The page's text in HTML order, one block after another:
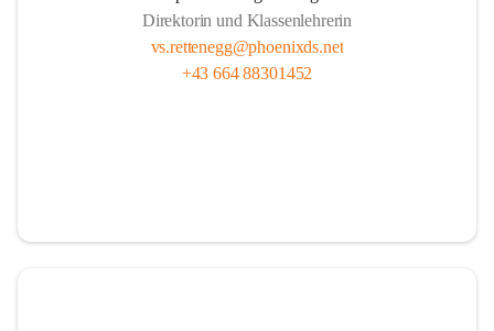
Direktorin und Klassenlehrerin
vs.rettenegg@phoenixds.net
+43 664 88301452